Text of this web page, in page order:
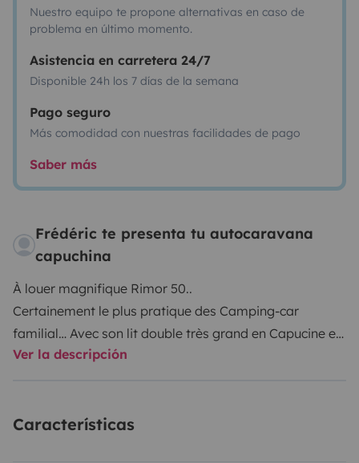
Nuestro equipo te propone alternativas en caso de
problema en último momento.
Asistencia en carretera 24/7
Disponible 24h los 7 días de la semana
Pago seguro
Más comodidad con nuestras facilidades de pago
Saber más
Frédéric te presenta tu autocaravana
capuchina
À louer magnifique Rimor 50..
Certainement le plus pratique des Camping-car
familial… Avec son lit double très grand en Capucine et
ses quatre lits superposés de 90 sur 2,10 m fixe, rien n’a
vont séduire les familles
Ver la descripción
Características